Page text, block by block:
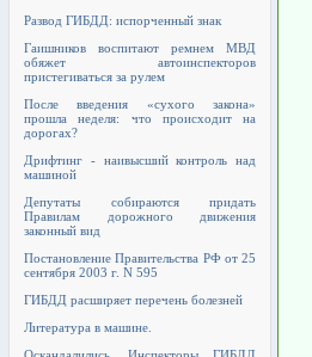
Развод ГИБДД: испорченный знак
Гаишников воспитают ремнем МВД
обяжет автоинспекторов
пристегиваться за рулем
После введения «сухого закона»
прошла неделя: что происходит на
дорогах?
Дрифтинг - наивысший контроль над
машиной
Депутаты собираются придать
Правилам дорожного движения
законный вид
Постановление Правительства РФ от 25
сентября 2003 г. N 595
ГИБДД расширяет перечень болезней
Литература в машине.